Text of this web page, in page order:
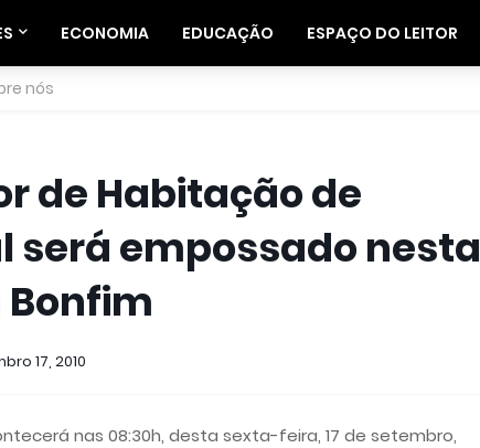
ECONOMIA EDUCAÇÃO ESPAÇO DO LEITOR
nós
de Habitação de
será empossado nesta
17, 2010
nas 08:30h, desta sexta-feira, 17 de setembro,